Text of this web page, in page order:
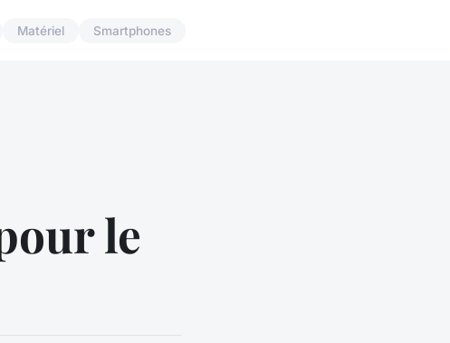
Matériel Smartphones
le